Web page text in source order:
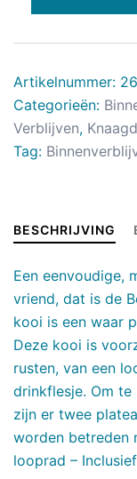
Artikelnummer:
Categorieën:
Verblijven,
Tag:
BESCHRIJVING
Een eenvoudige,
vriend, dat is de
kooi is een waar
Deze kooi is
rusten, van een
drinkflesje. Om
zijn er twee
worden betreden
looprad –